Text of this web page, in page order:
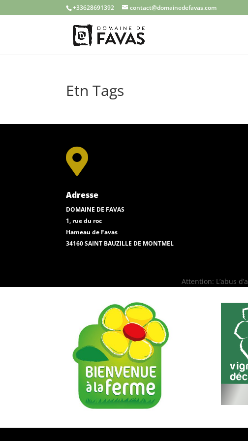
+33628691392 contact@domainedefavas.com
Etn Tags

Adresse
DOMAINE DE FAVAS
1, rue du roc
Hameau de Favas
34160 SAINT BAUZILLE DE MONTMEL
Attention: L’abus